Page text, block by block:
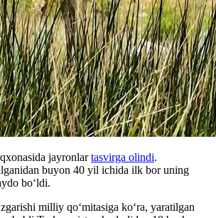
jayronlartasvirga olindi.
buyon 40 yil ichida ilk bor uning
bo‘ldi.
milliy qo‘mitasiga ko‘ra, yaratilgan